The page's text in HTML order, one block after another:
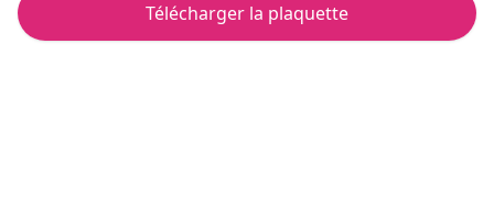
Télécharger la plaquette